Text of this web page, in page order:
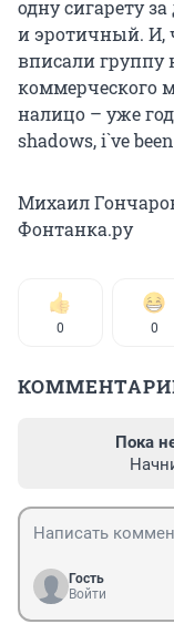
одну сигарету
и эротичный. И,
вписали группу
коммерческого
налицо – уже
shadows, i`ve
Михаил
Фонтанка.ру
0 0
Пока
Гость
Войти